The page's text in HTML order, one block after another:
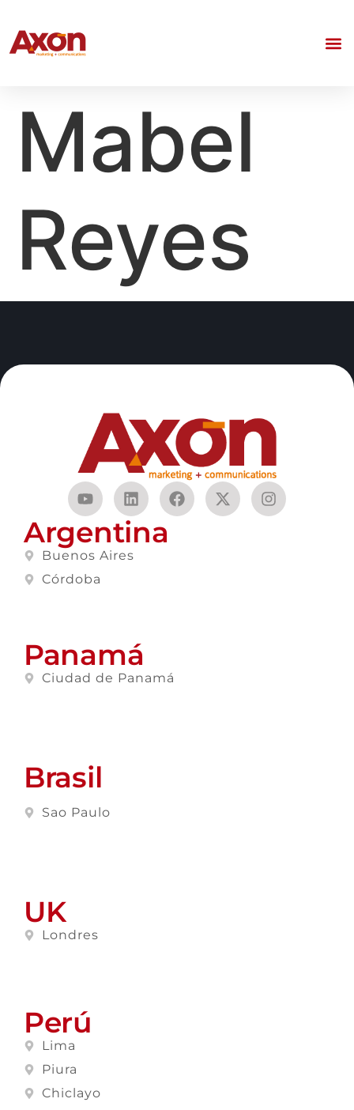
Mabel
Reyes
Argentina
Buenos Aires
Córdoba
Panamá
Ciudad de Panamá
Brasil
Sao Paulo
UK
Londres
Perú
Lima
Piura
Chiclayo